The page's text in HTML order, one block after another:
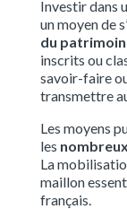
Investir dans
un moyen de
du
inscrits ou
savoir-faire
transmettre
Les moyens
les
La
maillon
français.